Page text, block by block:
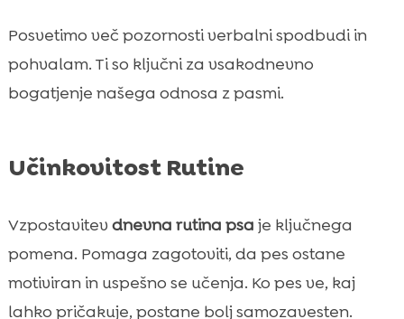
Posvetimo več pozornosti verbalni spodbudi in
pohvalam. Ti so ključni za vsakodnevno
bogatjenje našega odnosa z pasmi.
Učinkovitost Rutine
Vzpostavitev dnevna rutina psa je ključnega
pomena. Pomaga zagotoviti, da pes ostane
motiviran in uspešno se učenja. Ko pes ve, kaj
lahko pričakuje, postane bolj samozavesten.